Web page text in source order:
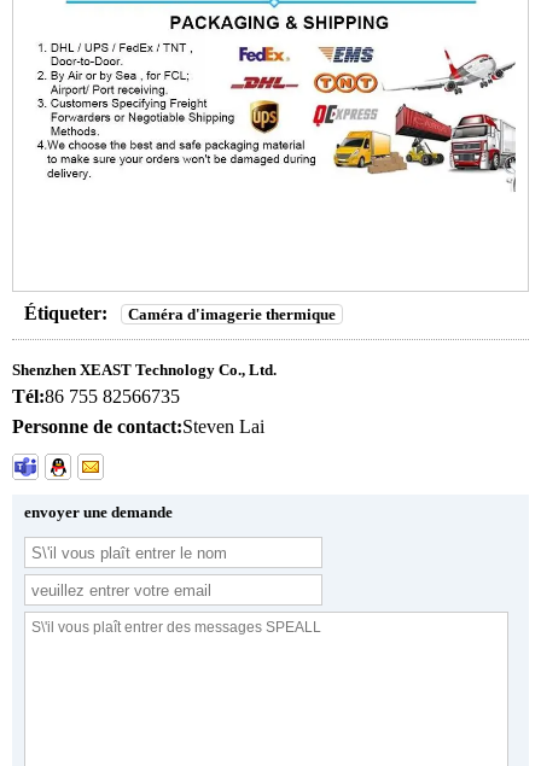
Étiqueter: Caméra d'imagerie thermique
Shenzhen XEAST Technology Co., Ltd.
Tél:86 755 82566735
Personne de contact:Steven Lai
envoyer une demande